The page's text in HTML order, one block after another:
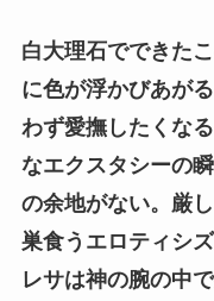
白大理石でできた
に色が浮かびあが
わず愛撫したくな
なエクスタシーの
の余地がない。厳
巣食うエロティシ
レサは神の腕の中